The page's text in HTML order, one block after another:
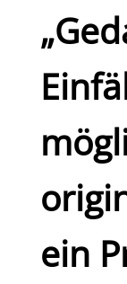
ein